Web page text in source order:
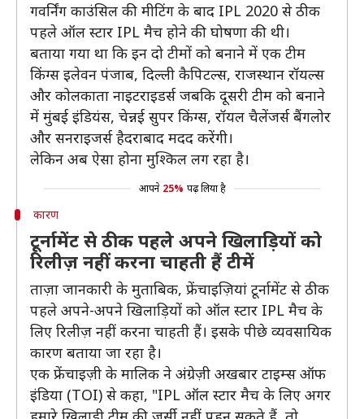
गवर्निंग काउंसिल की मीटिंग के बाद IPL 2020 से ठीक
पहले ऑल स्टार IPL मैच होने की घोषणा की थी।
बताया गया था कि इन दो टीमों को बनाने में एक टीम
किंग्स इलेवन पंजाब, दिल्ली कैपिटल्स, राजस्थान रॉयल्स
और कोलकाता नाइटराइडर्स जबकि दूसरी टीम को बनाने
में मुंबई इंडियंस, चेन्नई सुपर किंग्स, रॉयल चैलेंजर्स बैंगलोर
और सनराइजर्स हैदराबाद मदद करेंगी।
लेकिन अब ऐसा होना मुश्किल लग रहा है।
आपने 25% पढ़ लिया है
कारण
टूर्नामेंट से ठीक पहले अपने खिलाड़ियों को
रिलीज़ नहीं करना चाहती हैं टीमें
ताज़ा जानकारी के मुताबिक, फ्रेंचाइज़ियां टूर्नामेंट से ठीक
पहले अपने-अपने खिलाड़ियों को ऑल स्टार IPL मैच के
लिए रिलीज़ नहीं करना चाहती हैं। इसके पीछे व्यवसायिक
कारण बताया जा रहा है।
एक फ्रेंचाइज़ी के मालिक ने अंग्रेज़ी अखबार टाइम्स ऑफ
इंडिया (TOI) से कहा, "IPL ऑल स्टार मैच के लिए अगर